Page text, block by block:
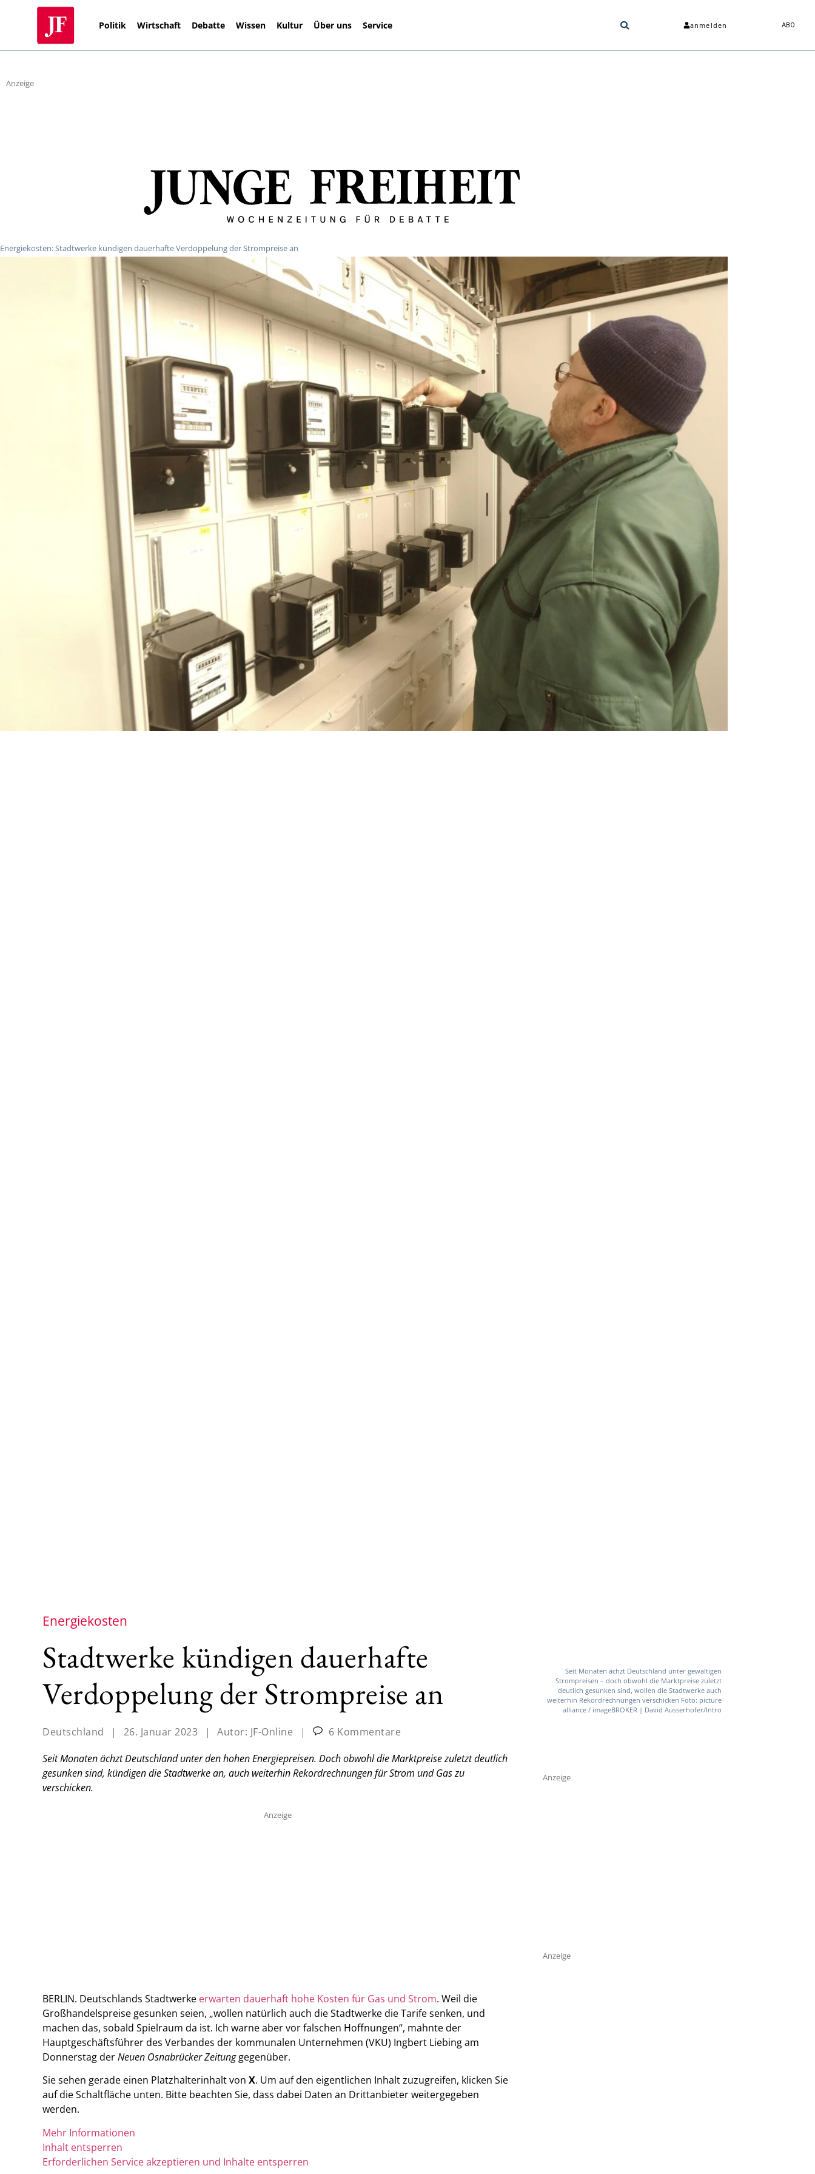
Politik Wirtschaft Debatte Wissen Kultur Über uns Service anmelden ABO
Anzeige
Energiekosten: Stadtwerke kündigen dauerhafte Verdoppelung der Strompreise an
Energiekosten
Stadtwerke kündigen dauerhafte
Verdoppelung der Strompreise an
Deutschland | 26. Januar 2023 | Autor: JF-Online |
6 Kommentare
Seit Monaten ächzt Deutschland unter den hohen Energiepreisen. Doch obwohl die Marktpreise zuletzt deutlich
gesunken sind, kündigen die Stadtwerke an, auch weiterhin Rekordrechnungen für Strom und Gas zu
verschicken.
Anzeige
BERLIN. Deutschlands Stadtwerke erwarten dauerhaft hohe Kosten für Gas und Strom. Weil die
Großhandelspreise gesunken seien, „wollen natürlich auch die Stadtwerke die Tarife senken, und
machen das, sobald Spielraum da ist. Ich warne aber vor falschen Hoffnungen“, mahnte der
Hauptgeschäftsführer des Verbandes der kommunalen Unternehmen (VKU) Ingbert Liebing am
Donnerstag derNeuen Osnabrücker Zeitunggegenüber.
Sie sehen gerade einen Platzhalterinhalt von X. Um auf den eigentlichen Inhalt zuzugreifen, klicken Sie
auf die Schaltfläche unten. Bitte beachten Sie, dass dabei Daten an Drittanbieter weitergegeben
werden.
Mehr Informationen
Inhalt entsperren
Erforderlichen Service akzeptieren und Inhalte entsperren
Seit Monaten ächzt Deutschland unter gewaltigen
Strompreisen – doch obwohl die Marktpreise zuletzt
deutlich gesunken sind, wollen die Stadtwerke auch
weiterhin Rekordrechnungen verschicken Foto: picture
alliance / imageBROKER | David Ausserhofer/Intro
Anzeige
Anzeige